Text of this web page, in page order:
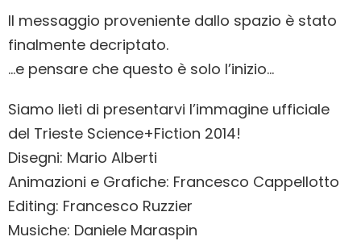
Il messaggio proveniente dallo spazio è stato
finalmente decriptato.
…e pensare che questo è solo l’inizio…
Siamo lieti di presentarvi l’immagine ufficiale
del Trieste Science+Fiction 2014!
Disegni: Mario Alberti
Animazioni e Grafiche: Francesco Cappellotto
Editing: Francesco Ruzzier
Musiche: Daniele Maraspin